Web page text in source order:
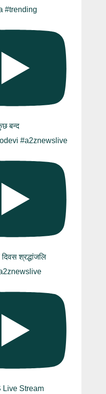
#trending
बन्द
#a2znewslive
श्रद्धांजलि
Live Stream